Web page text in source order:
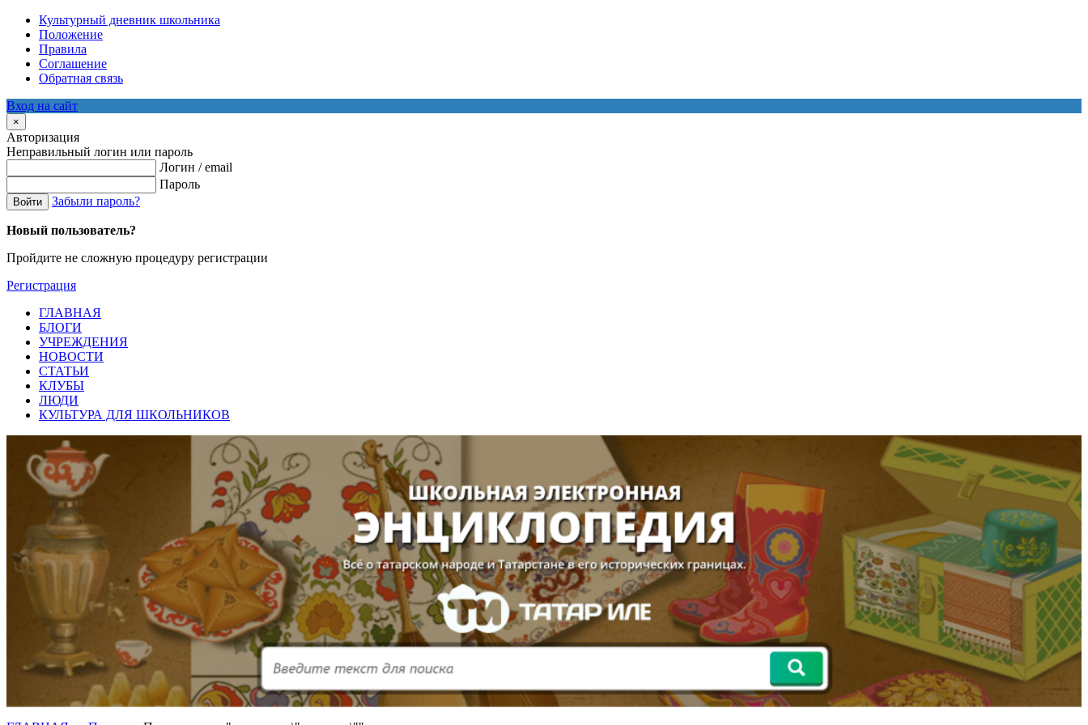
Культурный дневник школьника
Положение
Правила
Соглашение
Обратная связь
Вход на сайт
×
Авторизация
Неправильный логин или пароль
Логин / email
Пароль
Войти Забыли пароль?
Новый пользователь?
Пройдите не сложную процедуру регистрации
Регистрация
ГЛАВНАЯ
БЛОГИ
УЧРЕЖДЕНИЯ
НОВОСТИ
СТАТЬИ
КЛУБЫ
ЛЮДИ
КУЛЬТУРА ДЛЯ ШКОЛЬНИКОВ